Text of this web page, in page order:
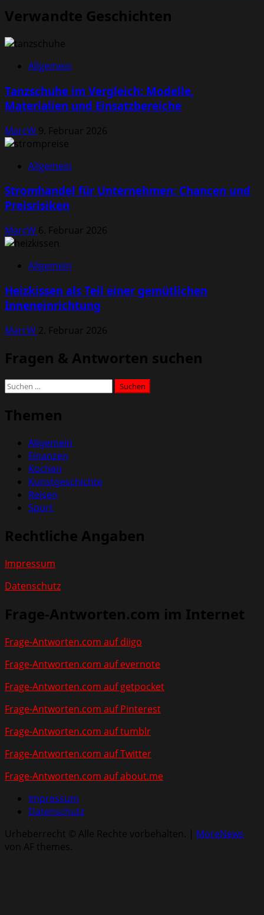
Verwandte Geschichten
Allgemein
Tanzschuhe im Vergleich: Modelle,
Materialien und Einsatzbereiche
MarcW 9. Februar 2026
Allgemein
Stromhandel für Unternehmen: Chancen und
Preisrisiken
MarcW 6. Februar 2026
Allgemein
Heizkissen als Teil einer gemütlichen
Inneneinrichtung
MarcW 2. Februar 2026
Fragen & Antworten suchen
Suchen
Themen
Allgemein
Finanzen
Kochen
Kunstgeschichte
Reisen
Sport
Rechtliche Angaben
Impressum
Datenschutz
Frage-Antworten.com im Internet
Frage-Antworten.com auf diigo
Frage-Antworten.com auf evernote
Frage-Antworten.com auf getpocket
Frage-Antworten.com auf Pinterest
Frage-Antworten.com auf tumblr
Frage-Antworten.com auf Twitter
Frage-Antworten.com auf about.me
Impressum
Datenschutz
Urheberrecht © Alle Rechte vorbehalten. | MoreNews
von AF themes.